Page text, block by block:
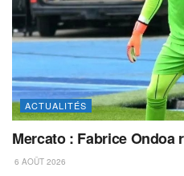
ACTUALITÉS
Mercato : Fabrice Ondoa
6 AOÛT 2026